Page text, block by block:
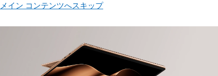
メイン コンテンツへスキップ